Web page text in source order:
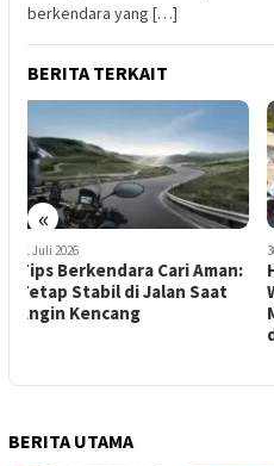
berkendara yang […]
BERITA TERKAIT
«
30 Juli 2026
Honda Community Hub,
Wadah Komunitas di
Manado Berbagi Inspirasi
BERITA UTAMA